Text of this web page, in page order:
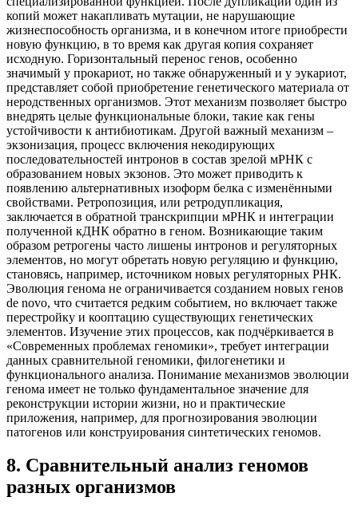
копий может накапливать мутации, не нарушающие
жизнеспособность организма, и в конечном итоге приобрести
новую функцию, в то время как другая копия сохраняет
исходную. Горизонтальный перенос генов, особенно
значимый у прокариот, но также обнаруженный и у эукариот,
представляет собой приобретение генетического материала от
неродственных организмов. Этот механизм позволяет быстро
внедрять целые функциональные блоки, такие как гены
устойчивости к антибиотикам. Другой важный механизм –
экзонизация, процесс включения некодирующих
последовательностей интронов в состав зрелой мРНК с
образованием новых экзонов. Это может приводить к
появлению альтернативных изоформ белка с изменёнными
свойствами. Ретропозиция, или ретродупликация,
заключается в обратной транскрипции мРНК и интеграции
полученной кДНК обратно в геном. Возникающие таким
образом ретрогены часто лишены интронов и регуляторных
элементов, но могут обретать новую регуляцию и функцию,
становясь, например, источником новых регуляторных РНК.
Эволюция генома не ограничивается созданием новых генов
de novo, что считается редким событием, но включает также
перестройку и кооптацию существующих генетических
элементов. Изучение этих процессов, как подчёркивается в
«Современных проблемах геномики», требует интеграции
данных сравнительной геномики, филогенетики и
функционального анализа. Понимание механизмов эволюции
генома имеет не только фундаментальное значение для
реконструкции истории жизни, но и практические
приложения, например, для прогнозирования эволюции
патогенов или конструирования синтетических геномов.
8. Сравнительный анализ геномов
разных организмов